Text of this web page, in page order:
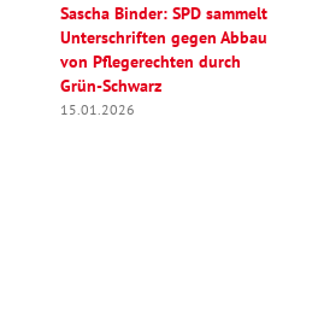
Sascha Binder: SPD sammelt
Unterschriften gegen Abbau
von Pflegerechten durch
Grün-Schwarz
15.01.2026